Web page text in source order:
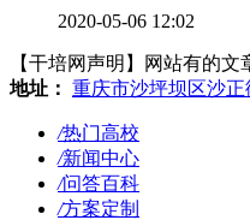
2020-05-06 12:02
【干培网声明】网站有的
地址： 重庆市沙坪坝区沙正
/热门高校
/新闻中心
/问答百科
/方案定制